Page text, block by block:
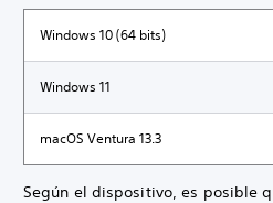
Windows 10 (64 bits)
Windows 11
macOS Ventura 13.3
Según el dispositivo, es posible